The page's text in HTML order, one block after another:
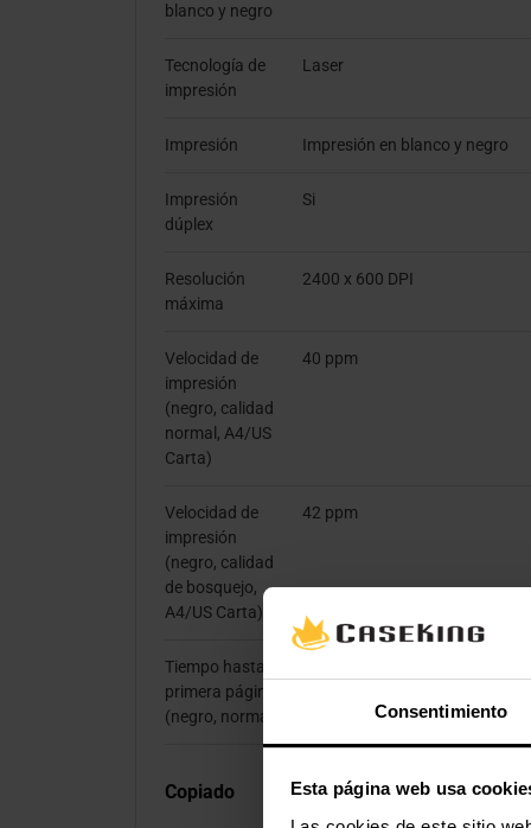
Consentimiento
Esta página web usa
blanco y negro
Tecnología de
impresión
Laser
Impresión Impresión en blanco y negro
Impresión
dúplex
Si
Resolución
máxima
2400 x 600 DPI
Velocidad de
impresión
(negro, calidad
normal, A4/US
Carta)
40 ppm
Velocidad de
impresión
(negro, calidad
de bosquejo,
A4/US Carta)
42 ppm
Tiempo hasta
primera página
(negro, normal)
Copiado